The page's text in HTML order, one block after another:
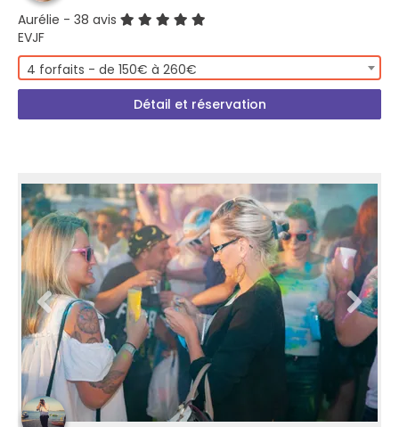
Aurélie - 38 avis
EVJF
4 forfaits - de 150€ à 260€
Détail et réservation